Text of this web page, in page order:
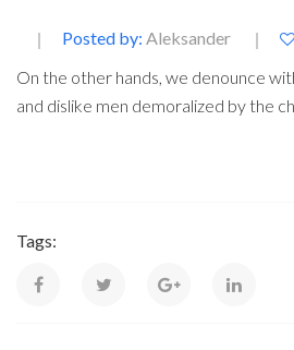
Posted by: Aleksander
On the other hands, we denounce
and dislike men demoralized by the
Tags: